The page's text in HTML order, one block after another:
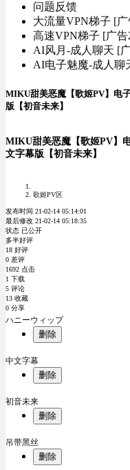
问题反馈
大流量VPN梯子 [广
高速VPN梯子 [广告
AI风月-成人聊天 [
AI电子魅魔-成人聊
MIKU甜美恶魔【歌姬PV】电
版【初音未来】
MIKU甜美恶魔【歌姬PV】
文字幕版【初音未来】
歌姬PV区
发布时间 21-02-14 05:14:01
最后修改 21-02-14 05:18:35
状态 已公开
多半好评
18 好评
0 差评
1692 点击
1 下载
5 评论
13 收藏
0 分享
ハニーウィップ
删除
中文字幕
删除
初音未来
删除
吊带黑丝
删除